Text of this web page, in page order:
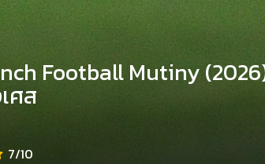
Football Mutiny
ศส
7/10